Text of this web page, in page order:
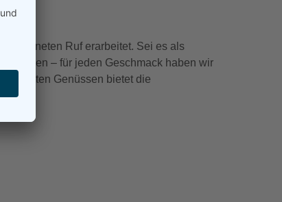
Ruf erarbeitet. Sei es als
– für jeden Geschmack haben wir
Genüssen bietet die